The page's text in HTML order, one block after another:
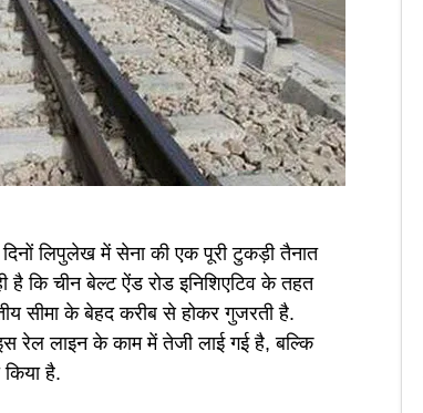
दिनों लिपुलेख में सेना की एक पूरी टुकड़ी तैनात
कि चीन बेल्ट ऐंड रोड इनिशिएटिव के तहत
सीमा के बेहद करीब से होकर गुजरती है.
रेल लाइन के काम में तेजी लाई गई है, बल्कि
है.